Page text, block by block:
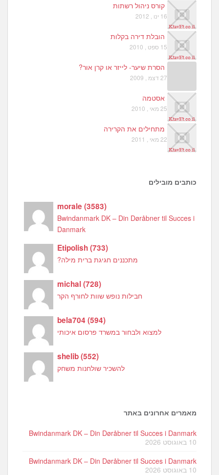
קורס ניהול רשתות
16 ינו , 2012
הובלת דירה בקלות
15 ספט , 2010
הסרת שיער- לייזר או קרן אור?
27 דצמ , 2009
אסטמה
25 מאי , 2010
מתחילים את הקרירה
22 מאי , 2011
כותבים מובילים
morale(3583)
Bwindanmark DK – Din Døråbner til Succes i
Danmark
Etipolish(733)
מתכננים חגיגת ברית מילה?
michal(728)
חבילות נופש שוות לחורף הקר
bela704(594)
למצוא ולבחור במשרד פרסום איכותי
shelib(552)
להשכיר שולחנות משחק
מאמרים אחרונים באתר
Bwindanmark DK – Din Døråbner til Succes i Danmark
10 באוגוסט 2026
Bwindanmark DK – Din Døråbner til Succes i Danmark
10 באוגוסט 2026